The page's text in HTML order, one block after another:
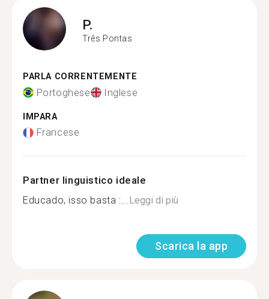
P.
Três Pontas
PARLA CORRENTEMENTE
Portoghese Inglese
IMPARA
Francese
Partner linguistico ideale
Educado, isso basta :...Leggi di più
Scarica la app